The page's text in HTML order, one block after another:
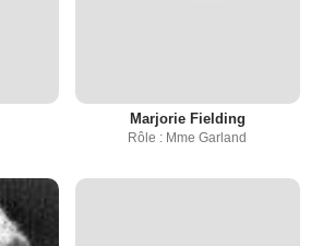
Marjorie Fielding
Rôle : Mme Garland